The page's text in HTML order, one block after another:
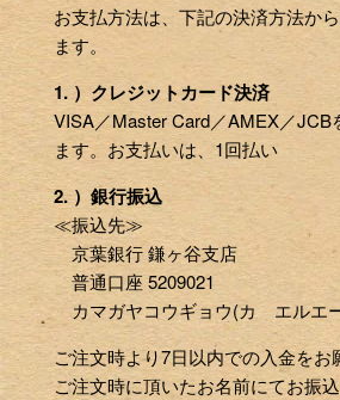
お支払方法は、下記の決済方法か
ます。
1. ）クレジットカード決済
VISA／Master Card／AMEX／JCB
ます。お支払いは、1回払い
2. ）銀行振込
≪振込先≫
京葉銀行 鎌ヶ谷支店
普通口座 5209021
カマガヤコウギョウ(カ エルエ
ご注文時より7日以内での入金をお
ご注文時に頂いたお名前にてお振